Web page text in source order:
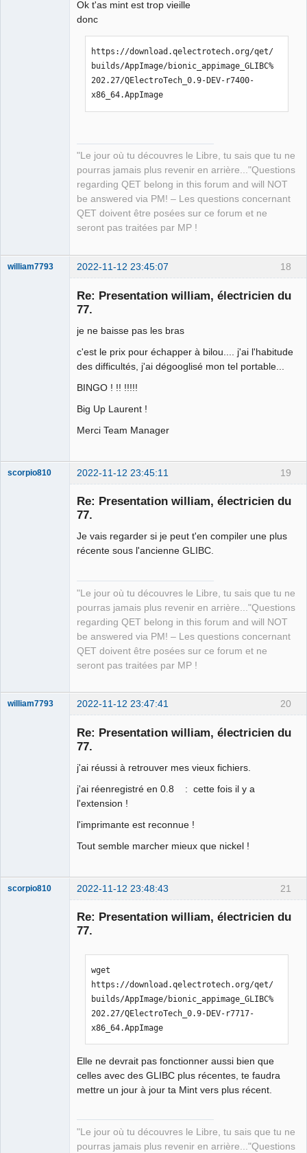
Ok t'as mint est trop vieille
donc
https://download.qelectrotech.org/qet/
builds/AppImage/bionic_appimage_GLIBC%
202.27/QElectroTech_0.9-DEV-r7400-
x86_64.AppImage
"Le jour où tu découvres le Libre, tu sais que tu ne
pourras jamais plus revenir en arrière..."Questions
regarding QET belong in this forum and will NOT
be answered via PM! – Les questions concernant
QET doivent être posées sur ce forum et ne
seront pas traitées par MP !
18
william7793 2022-11-12 23:45:07
Re: Presentation william, électricien du
77.
je ne baisse pas les bras
c'est le prix pour échapper à bilou.... j'ai l'habitude
des difficultés, j'ai dégooglisé mon tel portable...
BINGO ! !! !!!!!
Big Up Laurent !
Merci Team Manager
19
scorpio810 2022-11-12 23:45:11
Re: Presentation william, électricien du
77.
Je vais regarder si je peut t'en compiler une plus
récente sous l'ancienne GLIBC.
"Le jour où tu découvres le Libre, tu sais que tu ne
pourras jamais plus revenir en arrière..."Questions
regarding QET belong in this forum and will NOT
be answered via PM! – Les questions concernant
QET doivent être posées sur ce forum et ne
seront pas traitées par MP !
20
william7793 2022-11-12 23:47:41
Re: Presentation william, électricien du
77.
j'ai réussi à retrouver mes vieux fichiers.
j'ai réenregistré en 0.8 : cette fois il y a
l'extension !
l'imprimante est reconnue !
Tout semble marcher mieux que nickel !
21
scorpio810 2022-11-12 23:48:43
Re: Presentation william, électricien du
77.
wget
https://download.qelectrotech.org/qet/
builds/AppImage/bionic_appimage_GLIBC%
202.27/QElectroTech_0.9-DEV-r7717-
x86_64.AppImage
Elle ne devrait pas fonctionner aussi bien que
celles avec des GLIBC plus récentes, te faudra
mettre un jour à jour ta Mint vers plus récent.
"Le jour où tu découvres le Libre, tu sais que tu ne
pourras jamais plus revenir en arrière..."Questions